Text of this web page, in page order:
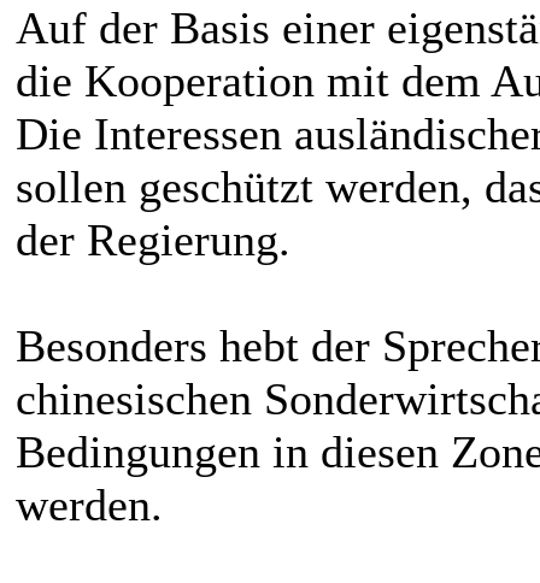
Auf der Basis einer
die Kooperation mit dem
Die Interessen
sollen geschützt werden,
der Regierung.
Besonders hebt der
chinesischen
Bedingungen in diesen
werden.